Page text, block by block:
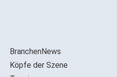
BranchenNews
Köpfe der Szene